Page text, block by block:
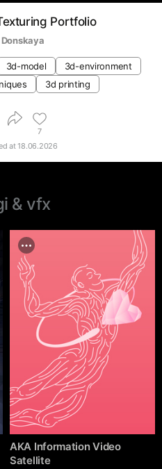
Portfolio
3d-model
3d-environment
3d printing
7
at18.06.2026
& vfx
AKA Information Video
Satellite